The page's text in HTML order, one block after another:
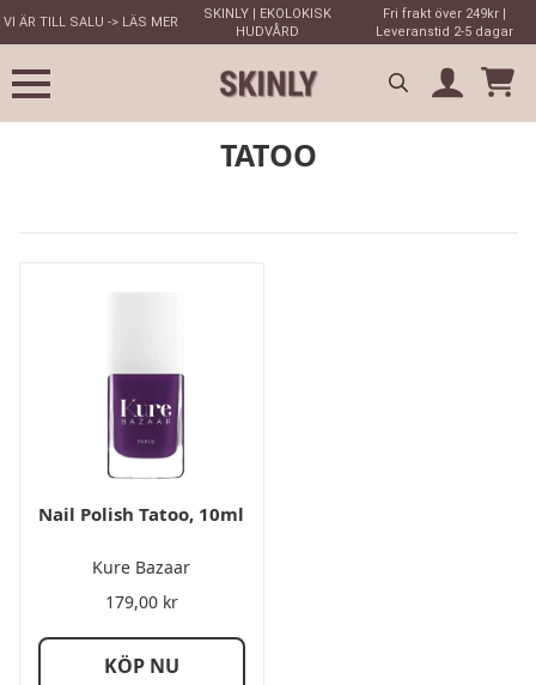
VI ÄR TILL SALU -> LÄS MER
SKINLY | EKOLOKISK
HUDVÅRD
Fri frakt över 249kr |
Leveranstid 2-5 dagar
Search
TATOO
Nail Polish Tatoo, 10ml
Kure Bazaar
179,00 kr
KÖP NU